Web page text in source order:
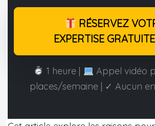
RÉSERVEZ
EXPERTISE
1 heure | Appel vidéo
places/semaine | ✓ Aucun